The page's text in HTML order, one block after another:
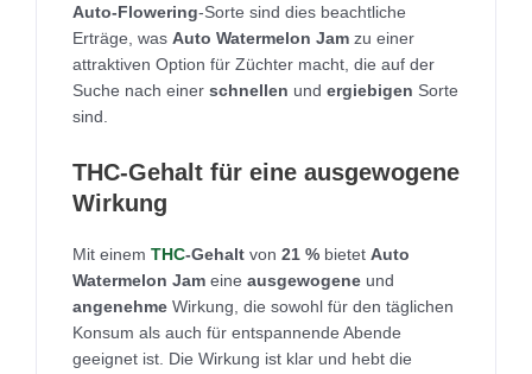
Auto-Flowering-Sorte sind dies beachtliche
Erträge, was Auto Watermelon Jam zu einer
attraktiven Option für Züchter macht, die auf der
Suche nach einer schnellen und ergiebigen Sorte
sind.
THC-Gehalt für eine ausgewogene
Wirkung
Mit einem THC-Gehalt von 21 % bietet Auto
Watermelon Jam eine ausgewogene und
angenehme Wirkung, die sowohl für den täglichen
Konsum als auch für entspannende Abende
geeignet ist. Die Wirkung ist klar und hebt die